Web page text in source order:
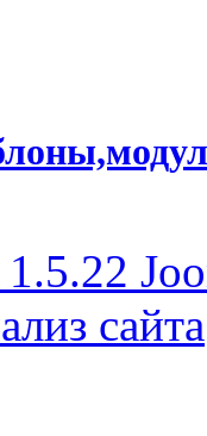
сайта